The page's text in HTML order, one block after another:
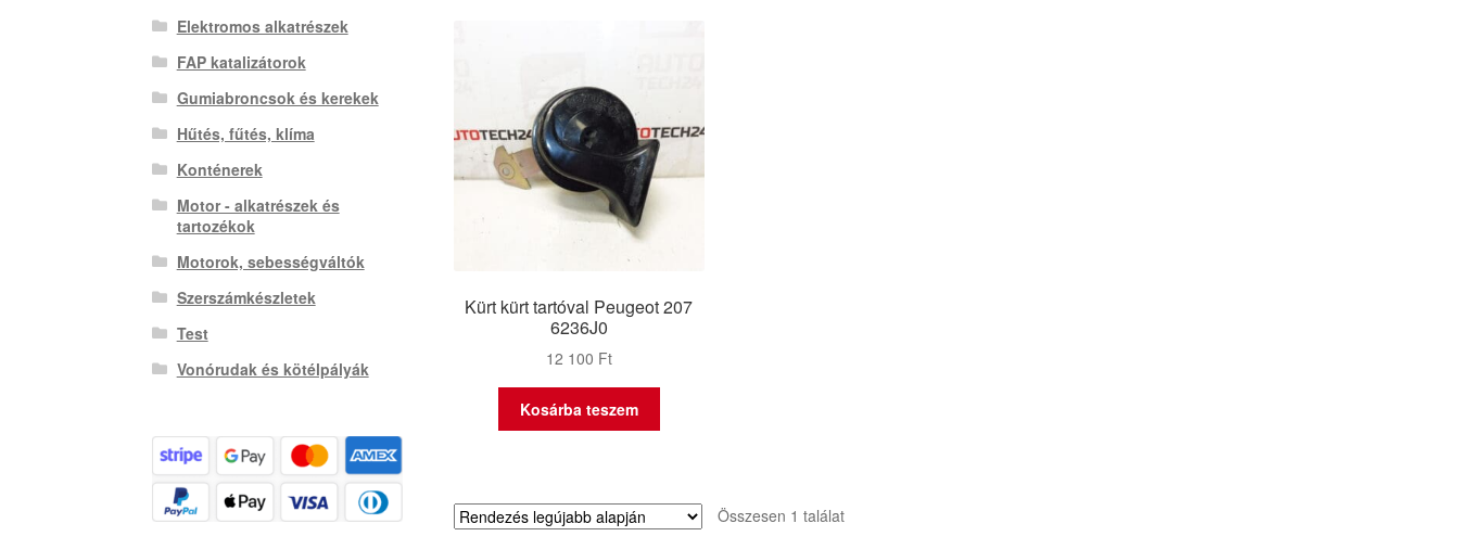
Kürt kürt tartóval Peugeot 207
6236J0
12 100 Ft
Kosárba teszem
Összesen 1 találat
Elektromos alkatrészek
FAP katalizátorok
Gumiabroncsok és kerekek
Hűtés, fűtés, klíma
Konténerek
Motor - alkatrészek és
tartozékok
Motorok, sebességváltók
Szerszámkészletek
Test
Vonórudak és kötélpályák